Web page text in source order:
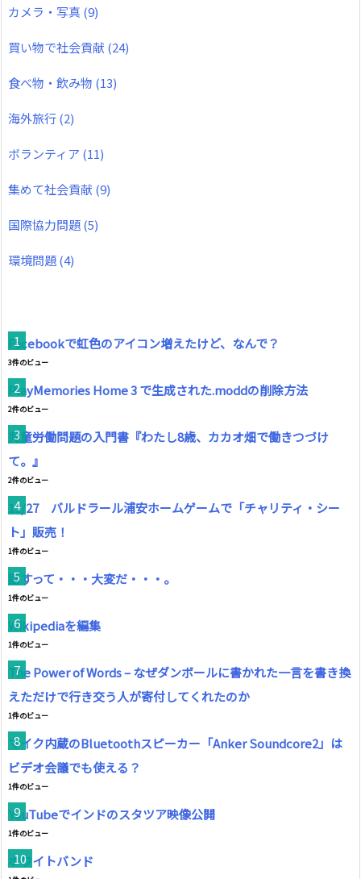
カメラ・写真(9)
買い物で社会貢献 (24)
食べ物・飲み物 (13)
海外旅行(2)
ボランティア (11)
集めて社会貢献 (9)
国際協力問題(5)
環境問題(4)
Facebookで虹色のアイコン増えたけど、なんで？
3件のビュー
PlayMemories Home 3 で生成された.moddの削除方法
2件のビュー
児童労働問題の入門書『わたし8歳、カカオ畑で働きつづけ
て。』
2件のビュー
11/27 バルドラール浦安ホームゲームで「チャリティ・シー
ト」販売！
1件のビュー
話すって・・・大変だ・・・。
1件のビュー
Wikipediaを編集
1件のビュー
The Power of Words – なぜダンボールに書かれた一言を書き換
えただけで行き交う人が寄付してくれたのか
1件のビュー
マイク内蔵のBluetoothスピーカー「Anker Soundcore2」は
ビデオ会議でも使える？
1件のビュー
YouTubeでインドのスタツア映像公開
1件のビュー
ホワイトバンド